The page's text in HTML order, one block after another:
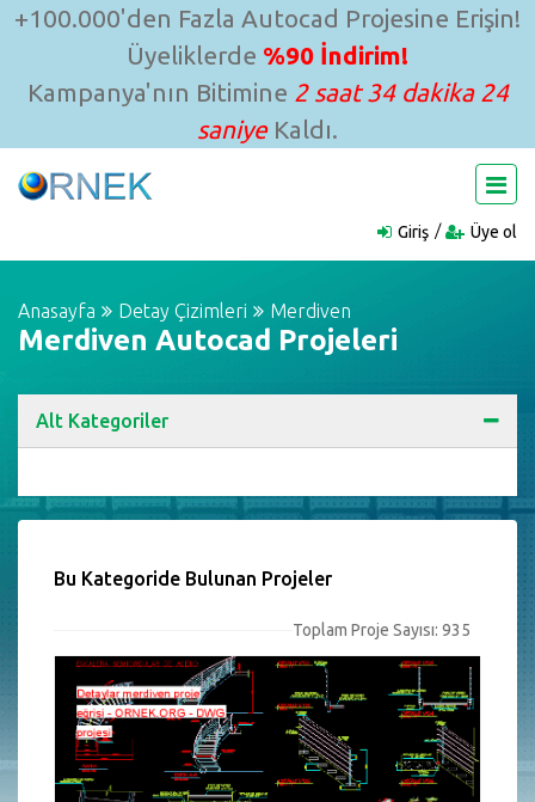
+100.000'den Fazla Autocad Projesine Erişin!
Üyeliklerde %90 İndirim!
Kampanya'nın Bitimine 2 saat 34 dakika 23
saniyeKaldı.
Giriş Üye ol
Anasayfa Detay Çizimleri Merdiven
Merdiven Autocad Projeleri
Alt Kategoriler
Bu Kategoride Bulunan Projeler
Toplam Proje Sayısı: 935